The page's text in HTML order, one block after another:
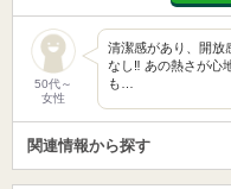
50代～
女性
清潔感があり、開放
なし‼️ あの熱さが心
も…
関連情報から探す